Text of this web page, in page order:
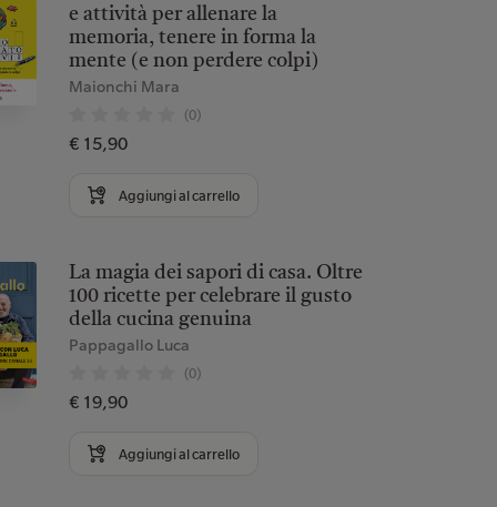
e attività per allenare la
memoria, tenere in forma la
mente (e non perdere colpi)
Maionchi Mara
(0)
€ 15,90
Aggiungi al carrello
La magia dei sapori di casa. Oltre
100 ricette per celebrare il gusto
della cucina genuina
Pappagallo Luca
(0)
€ 19,90
Aggiungi al carrello